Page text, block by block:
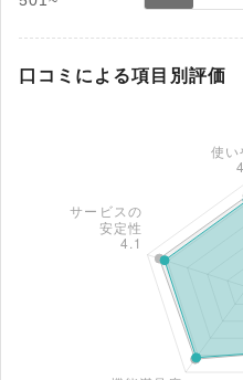
口コミによる項目別評価